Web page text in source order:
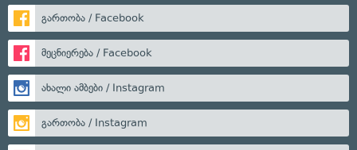
გართობა / Facebook
მეცნიერება / Facebook
ახალი ამბები / Instagram
გართობა / Instagram